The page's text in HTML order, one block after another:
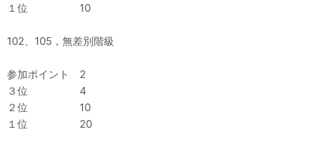
１位 10
102、105，無差別階級
参加ポイント 2
３位 4
２位 10
１位 20